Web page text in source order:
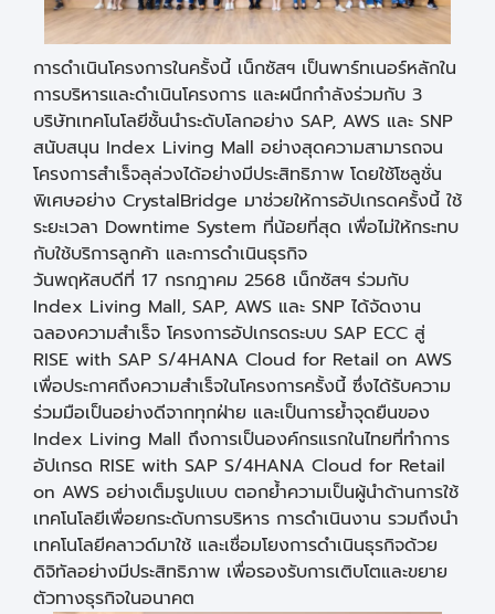
การดำเนินโครงการในครั้งนี้ เน็กซัสฯ เป็นพาร์ทเนอร์หลักใน
การบริหารและดำเนินโครงการ และผนึกกำลังร่วมกับ 3
บริษัทเทคโนโลยีชั้นนำระดับโลกอย่าง SAP, AWS และ SNP
สนับสนุน Index Living Mall อย่างสุดความสามารถจน
โครงการสำเร็จลุล่วงได้อย่างมีประสิทธิภาพ โดยใช้โซลูชั่น
พิเศษอย่าง CrystalBridge มาช่วยให้การอัปเกรดครั้งนี้ ใช้
ระยะเวลา Downtime System ที่น้อยที่สุด เพื่อไม่ให้กระทบ
กับใช้บริการลูกค้า และการดำเนินธุรกิจ
วันพฤหัสบดีที่ 17 กรกฎาคม 2568 เน็กซัสฯ ร่วมกับ
Index Living Mall, SAP, AWS และ SNP ได้จัดงาน
ฉลองความสำเร็จ โครงการอัปเกรดระบบ SAP ECC สู่
RISE with SAP S/4HANA Cloud for Retail on AWS
เพื่อประกาศถึงความสำเร็จในโครงการครั้งนี้ ซึ่งได้รับความ
ร่วมมือเป็นอย่างดีจากทุกฝ่าย และเป็นการย้ำจุดยืนของ
Index Living Mall ถึงการเป็นองค์กรแรกในไทยที่ทำการ
อัปเกรด RISE with SAP S/4HANA Cloud for Retail
on AWS อย่างเต็มรูปแบบ ตอกย้ำความเป็นผู้นำด้านการใช้
เทคโนโลยีเพื่อยกระดับการบริหาร การดำเนินงาน รวมถึงนำ
เทคโนโลยีคลาวด์มาใช้ และเชื่อมโยงการดำเนินธุรกิจด้วย
ดิจิทัลอย่างมีประสิทธิภาพ เพื่อรองรับการเติบโตและขยาย
ตัวทางธุรกิจในอนาคต